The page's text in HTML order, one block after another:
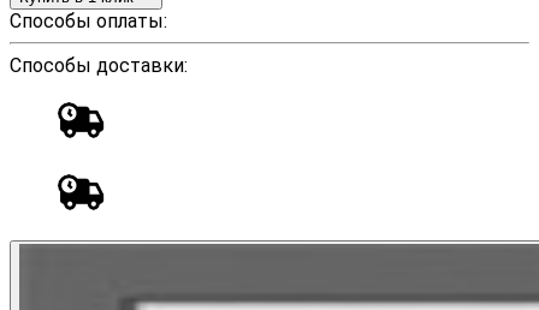
Способы оплаты:
Способы доставки: